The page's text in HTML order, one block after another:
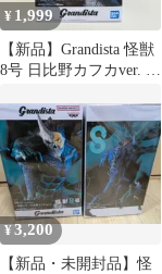
¥ 1,999
【新品】Grandista 怪獣
8号 日比野カフカver. フ
¥3,200
【新品・未開封品】怪